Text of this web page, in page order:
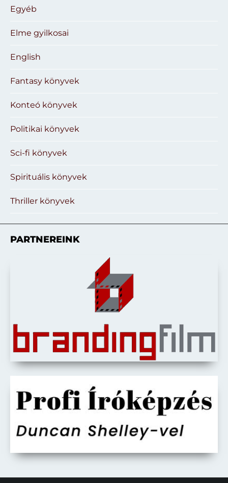
Egyéb
Elme gyilkosai
English
Fantasy könyvek
Konteó könyvek
Politikai könyvek
Sci-fi könyvek
Spirituális könyvek
Thriller könyvek
PARTNEREINK